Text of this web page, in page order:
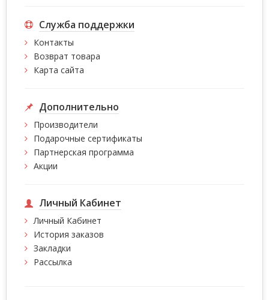
Служба поддержки
Контакты
Возврат товара
Карта сайта
Дополнительно
Производители
Подарочные сертификаты
Партнерская программа
Акции
Личный Кабинет
Личный Кабинет
История заказов
Закладки
Рассылка